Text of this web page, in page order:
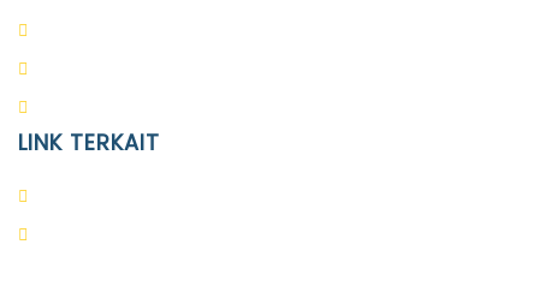
LINK TERKAIT